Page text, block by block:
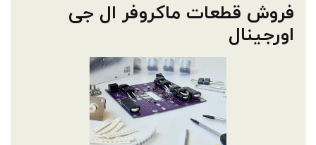
فروش قطعات ماکروفر ال جی
اورجینال